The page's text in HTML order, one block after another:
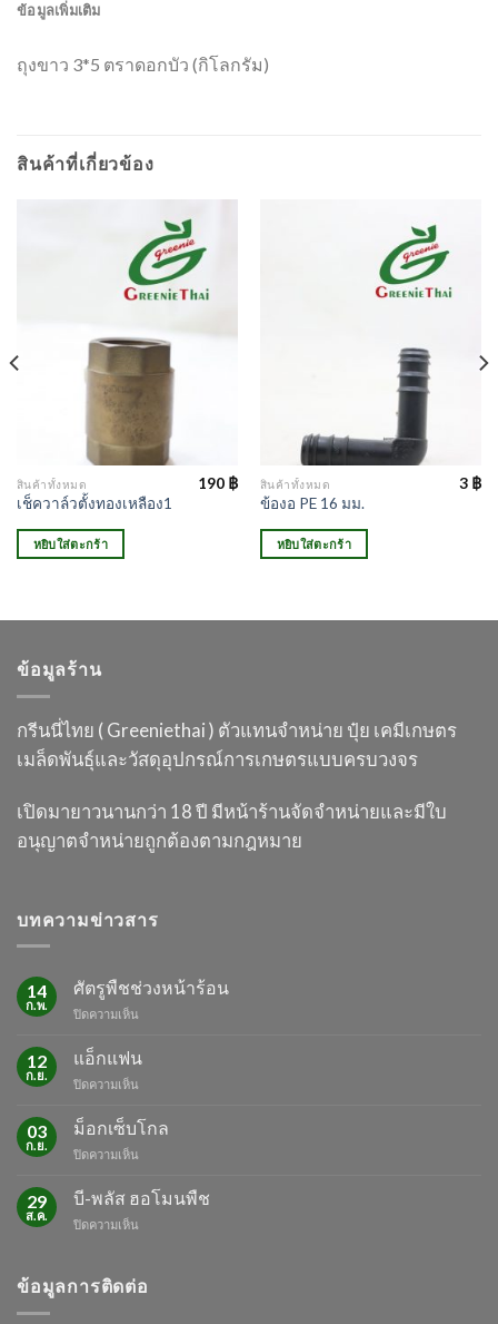
ข้อมูลเพิ่มเติม
ถุงขาว 3*5 ตราดอกบัว (กิโลกรัม)
สินค้าที่เกี่ยวข้อง
สินค้าทั้งหมด
เช็ควาล์วตั้งทองเหลือง1
190 ฿
หยิบใส่ตะกร้า
สินค้าทั้งหมด
ข้องอ PE 16 มม.
3 ฿
หยิบใส่ตะกร้า
ข้อมูลร้าน
กรีนนี่ไทย ( Greeniethai ) ตัวแทนจำหน่าย ปุ๋ย เคมีเกษตร
เมล็ดพันธุ์และวัสดุอุปกรณ์การเกษตรแบบครบวงจร
เปิดมายาวนานกว่า 18 ปี มีหน้าร้านจัดจำหน่ายและมีใบ
อนุญาตจำหน่ายถูกต้องตามกฎหมาย
บทความข่าวสาร
14
ก.พ.
ศัตรูพืชช่วงหน้าร้อน
ปิดความเห็น
ช่วง
หน้า
12
ก.ย.
แอ็กแฟน
ปิดความเห็น
แฟน
03
ก.ย.
ม็อกเซ็บโกล
ปิดความเห็น
อก
เซ็บ
โกล
29
ส.ค.
บี-พลัส ฮอโมนพืช
ปิดความเห็น
ฮอ
ข้อมูลการติดต่อ